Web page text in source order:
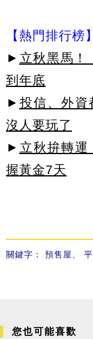
【熱門排行榜】
► 立秋黑馬！
到年底
► 投信、外資
沒人要玩了
► 立秋拚轉
握黃金7天
關鍵字： 預售屋
您也可能喜歡